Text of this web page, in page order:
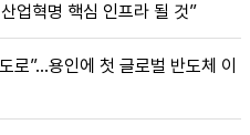
업혁명 핵심 인프라 될 것”
로”…용인에 첫 글로벌 반도체 이